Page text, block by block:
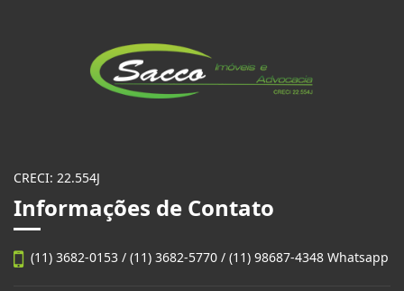
CRECI: 22.554J
Informações de Contato
(11) 3682-0153 / (11) 3682-5770 / (11) 98687-4348 Whatsapp